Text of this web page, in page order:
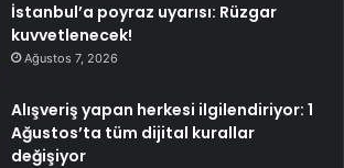
İstanbul’a poyraz uyarısı: Rüzgar
kuvvetlenecek!
Ağustos 7, 2026
Alışveriş yapan herkesi ilgilendiriyor: 1
Ağustos’ta tüm dijital kurallar
değişiyor